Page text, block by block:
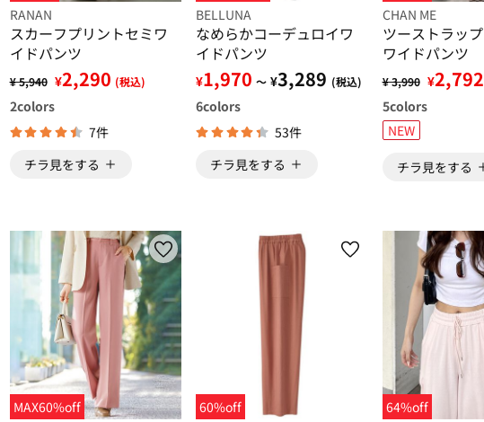
RANAN
スカーフプリントセミワ
イドパンツ
¥ 5,940 ¥2,290 (税込)
2colors
7件
チラ見をする
BELLUNA
なめらかコーデュロイワ
イドパンツ
¥1,970 ～ ¥3,289 (税込)
6colors
53件
チラ見をする
CHAN ME
ツーストラッ
ワイドパンツ
¥ 3,990 ¥2,792
5colors
NEW
チラ見をする
MAX60%off
60%off
64%off